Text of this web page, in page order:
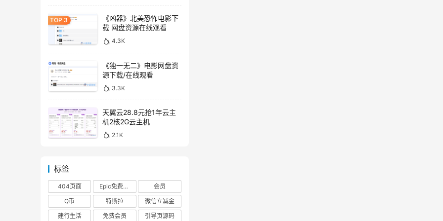
《凶器》北美恐怖电影下
载 网盘资源在线观看
4.3K
《独一无二》电影网盘资
源下载/在线观看
3.3K
天翼云28.8元抢1年云主
机2核2G云主机
2.1K
标签
404页面 Epic免费游戏
会员
Q币
特斯拉
微信立减金
建行生活
免费会员 引导页源码